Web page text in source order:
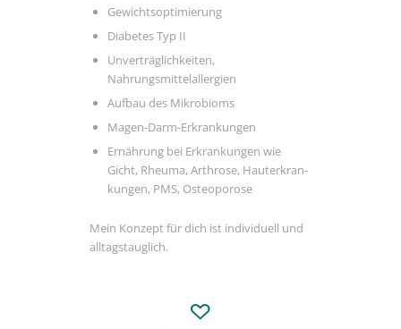
Gewichts­op­ti­mie­rung
Diabetes Typ II
Unver­träg­lich­keiten,
Nahrungsmittelallergien
Aufbau des Mikrobioms
Magen-Darm-Erkran­kungen
Ernäh­rung bei Erkran­kungen wie
Gicht, Rheuma, Arthrose, Haut­er­kran­
kungen, PMS, Osteoporose
Mein Konzept für dich ist indi­vi­duell und
alltagstauglich.